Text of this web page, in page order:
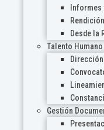
Informes
Desde la
Talento Humano
Gestión